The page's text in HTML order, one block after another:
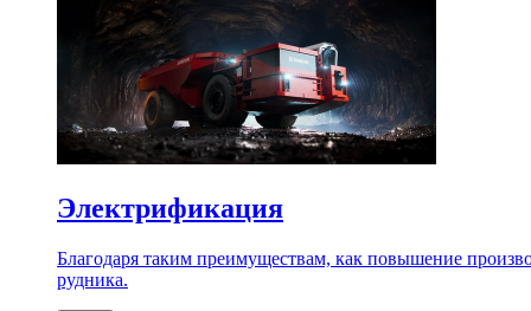
Электрификация
Благодаря таким преимуществам, как повышение
рудника.